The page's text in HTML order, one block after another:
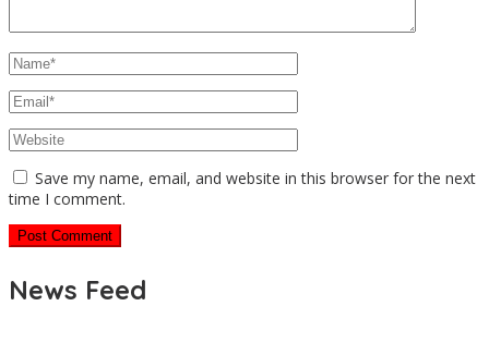
Save my name, email, and website in this browser for the next
time I comment.
News Feed